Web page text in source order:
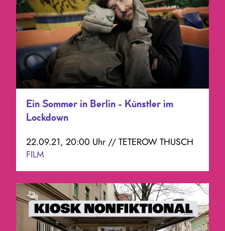
Ein Sommer in Berlin - Künstler im
Lockdown
22.09.21, 20:00 Uhr // TETEROW THUSCH
FILM